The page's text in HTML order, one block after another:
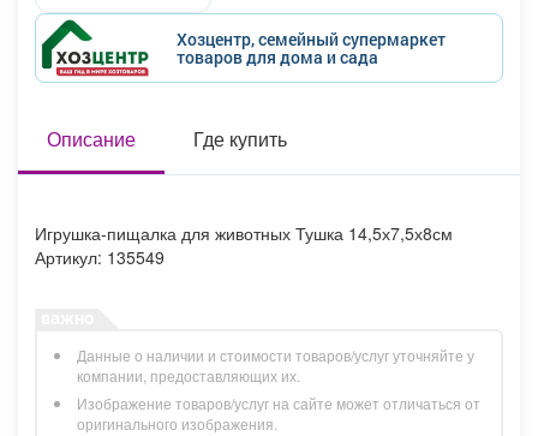
ТВ программа Я - пенсионер
Хозцентр, семейный супермаркет
товаров для дома и сада
Описание Где купить
Игрушка-пищалка для животных Тушка 14,5х7,5х8см
Артикул: 135549
Данные о наличии и стоимости товаров/услуг уточняйте у
компании, предоставляющих их.
Изображение товаров/услуг на сайте может отличаться от
оригинального изображения.